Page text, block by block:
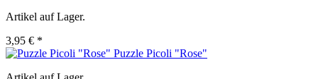
Artikel auf Lager.
3,95 € *
Puzzle Picoli "Rose"